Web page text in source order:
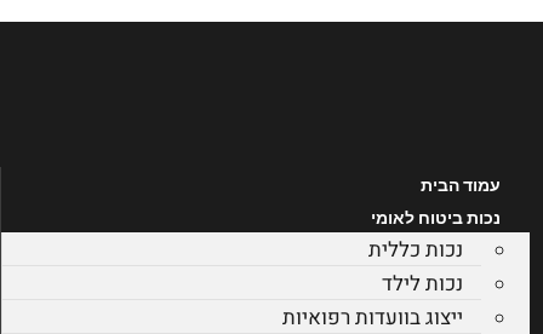
עמוד הבית
נכות ביטוח לאומי
נכות כללית
נכות לילד
ייצוג בוועדות רפואיות